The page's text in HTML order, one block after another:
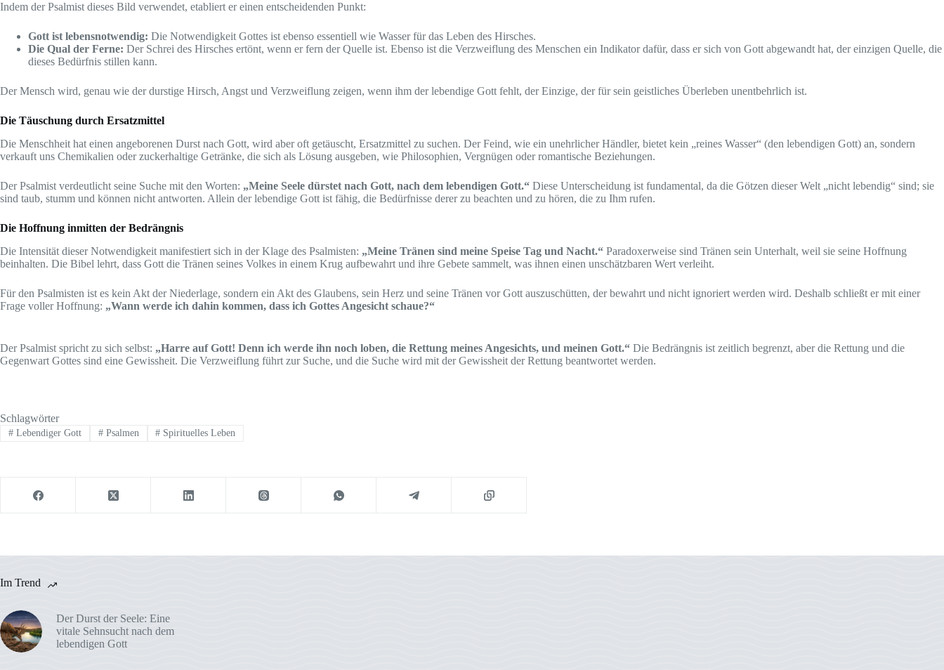
Indem der Psalmist dieses Bild verwendet, etabliert er einen entscheidenden Punkt:
Gott ist lebensnotwendig: Die Notwendigkeit Gottes ist ebenso essentiell wie Wasser für das Leben des Hirsches.
Die Qual der Ferne: Der Schrei des Hirsches ertönt, wenn er fern der Quelle ist. Ebenso ist die Verzweiflung des Menschen ein Indikator dafür, dass er sich von Gott abgewandt hat, der einzigen Quelle, die
dieses Bedürfnis stillen kann.
Der Mensch wird, genau wie der durstige Hirsch, Angst und Verzweiflung zeigen, wenn ihm der lebendige Gott fehlt, der Einzige, der für sein geistliches Überleben unentbehrlich ist.
Die Täuschung durch Ersatzmittel
Die Menschheit hat einen angeborenen Durst nach Gott, wird aber oft getäuscht, Ersatzmittel zu suchen. Der Feind, wie ein unehrlicher Händler, bietet kein „reines Wasser“ (den lebendigen Gott) an, sondern
verkauft uns Chemikalien oder zuckerhaltige Getränke, die sich als Lösung ausgeben, wie Philosophien, Vergnügen oder romantische Beziehungen.
Der Psalmist verdeutlicht seine Suche mit den Worten: „Meine Seele dürstet nach Gott, nach dem lebendigen Gott.“ Diese Unterscheidung ist fundamental, da die Götzen dieser Welt „nicht lebendig“ sind; sie
sind taub, stumm und können nicht antworten. Allein der lebendige Gott ist fähig, die Bedürfnisse derer zu beachten und zu hören, die zu Ihm rufen.
Die Hoffnung inmitten der Bedrängnis
Die Intensität dieser Notwendigkeit manifestiert sich in der Klage des Psalmisten: „Meine Tränen sind meine Speise Tag und Nacht.“ Paradoxerweise sind Tränen sein Unterhalt, weil sie seine Hoffnung
beinhalten. Die Bibel lehrt, dass Gott die Tränen seines Volkes in einem Krug aufbewahrt und ihre Gebete sammelt, was ihnen einen unschätzbaren Wert verleiht.
Für den Psalmisten ist es kein Akt der Niederlage, sondern ein Akt des Glaubens, sein Herz und seine Tränen vor Gott auszuschütten, der bewahrt und nicht ignoriert werden wird. Deshalb schließt er mit einer
Frage voller Hoffnung: „Wann werde ich dahin kommen, dass ich Gottes Angesicht schaue?“
Der Psalmist spricht zu sich selbst: „Harre auf Gott! Denn ich werde ihn noch loben, die Rettung meines Angesichts, und meinen Gott.“ Die Bedrängnis ist zeitlich begrenzt, aber die Rettung und die
Gegenwart Gottes sind eine Gewissheit. Die Verzweiflung führt zur Suche, und die Suche wird mit der Gewissheit der Rettung beantwortet werden.
Schlagwörter
#Lebendiger Gott #Psalmen # Spirituelles Leben
Im Trend
Der Durst der Seele: Eine
vitale Sehnsucht nach dem
lebendigen Gott